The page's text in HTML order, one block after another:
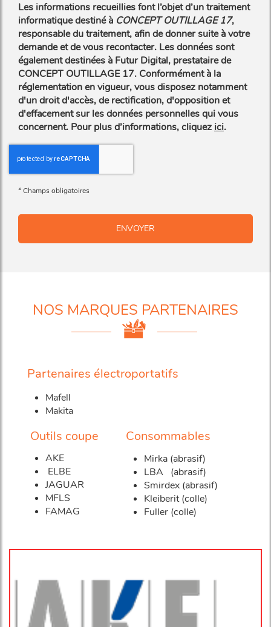
Les informations recueillies font l’objet d’un traitement
informatique destiné à CONCEPT OUTILLAGE 17,
responsable du traitement, afin de donner suite à votre
demande et de vous recontacter. Les données sont
également destinées à Futur Digital, prestataire de
CONCEPT OUTILLAGE 17. Conformément à la
réglementation en vigueur, vous disposez notamment
d'un droit d'accès, de rectification, d'opposition et
d'effacement sur les données personnelles qui vous
concernent. Pour plus d’informations, cliquez ici.
*Champs obligatoires
NOS MARQUES PARTENAIRES
Partenaires électroportatifs
Mafell
Makita
Outils coupe
AKE
ELBE
JAGUAR
MFLS
FAMAG
Consommables
Mirka (abrasif)
LBA (abrasif)
Smirdex (abrasif)
Kleiberit (colle)
Fuller (colle)